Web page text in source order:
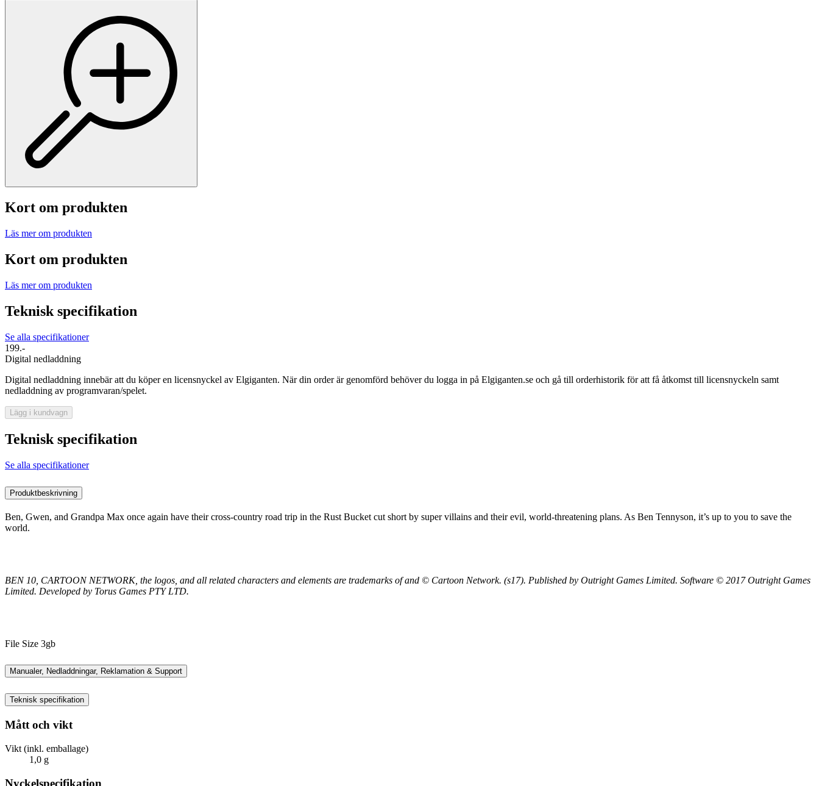
Kort om produkten
Läs mer om produkten
Kort om produkten
Läs mer om produkten
Teknisk specifikation
Se alla specifikationer
199.-
Digital nedladdning
Digital nedladdning innebär att du köper en licensnyckel av Elgiganten. När din order är genomförd behöver du logga in på Elgiganten.se och gå till orderhistorik för att få åtkomst till licensnyckeln samt
nedladdning av programvaran/spelet.
Lägg i kundvagn
Teknisk specifikation
Se alla specifikationer
Produktbeskrivning
Ben, Gwen, and Grandpa Max once again have their cross-country road trip in the Rust Bucket cut short by super villains and their evil, world-threatening plans. As Ben Tennyson, it’s up to you to save the
world.
BEN 10, CARTOON NETWORK, the logos, and all related characters and elements are trademarks of and © Cartoon Network. (s17). Published by Outright Games Limited. Software © 2017 Outright Games
Limited. Developed by Torus Games PTY LTD.
File Size 3gb
Manualer, Nedladdningar, Reklamation & Support
Teknisk specifikation
Mått och vikt
Vikt (inkl. emballage)
1,0 g
Nyckelspecifikation